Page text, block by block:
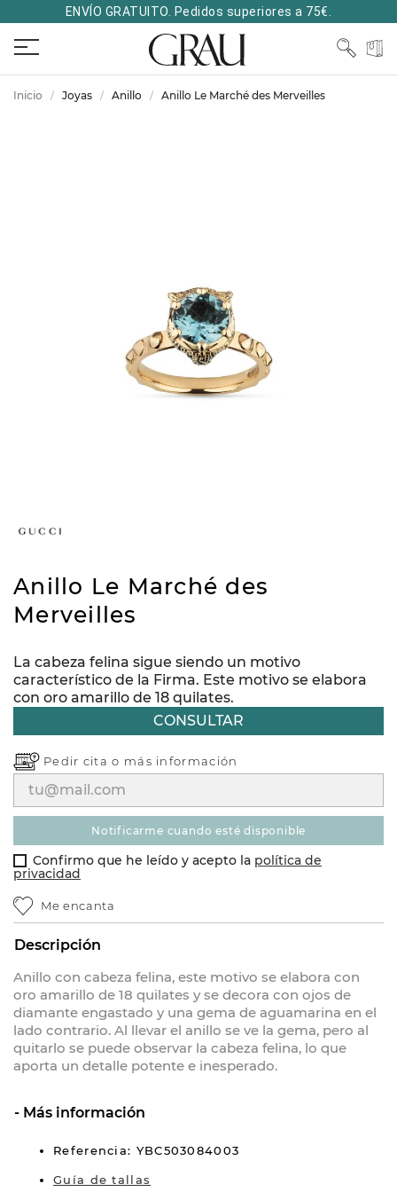
ENVÍO GRATUITO. Pedidos superiores a 75€.
Inicio Joyas Anillo Anillo Le Marché des Merveilles
Anillo Le Marché des
Merveilles
La cabeza felina sigue siendo un motivo
característico de la Firma. Este motivo se elabora
con oro amarillo de 18 quilates.
CONSULTAR
Pedir cita o más información
notificarme cuando esté disponible
Confirmo que he leído y acepto la política de
privacidad
Me encanta
Descripción
Anillo con cabeza felina, este motivo se elabora con
oro amarillo de 18 quilates y se decora con ojos de
diamante engastado y una gema de aguamarina en el
lado contrario. Al llevar el anillo se ve la gema, pero al
quitarlo se puede observar la cabeza felina, lo que
aporta un detalle potente e inesperado.
Más información
Referencia: YBC503084003
Guía de tallas